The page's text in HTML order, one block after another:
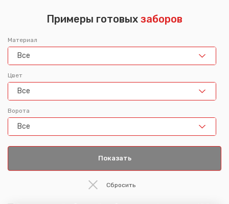
Примеры готовых заборов
Материал
Все
Цвет
Все
Ворота
Все